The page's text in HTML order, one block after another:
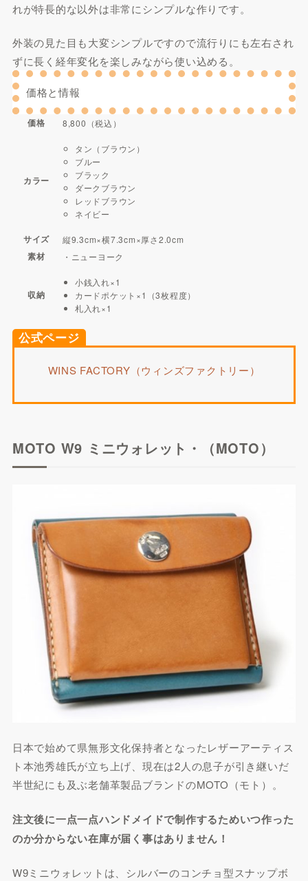
れが特長的な以外は非常にシンプルな作りです。
外装の見た目も大変シンプルですので流行りにも左右され
ずに長く経年変化を楽しみながら使い込める。
価格と情報
価格 8,800（税込）
カラー
タン（ブラウン）
ブルー
ブラック
ダークブラウン
レッドブラウン
ネイビー
サイズ 縦9.3cm×横7.3cm×厚さ2.0cm
素材 ・ニューヨーク
収納
小銭入れ×1
カードポケット×1（3枚程度）
札入れ×1
公式ページ
WINS FACTORY（ウィンズファクトリー）
MOTO W9 ミニウォレット・（MOTO）
日本で始めて県無形文化保持者となったレザーアーティス
ト本池秀雄氏が立ち上げ、現在は2人の息子が引き継いだ
半世紀にも及ぶ老舗革製品ブランドのMOTO（モト）。
注文後に一点一点ハンドメイドで制作するためいつ作った
のか分からない在庫が届く事はありません！
W9ミニウォレットは、シルバーのコンチョ型スナップボ